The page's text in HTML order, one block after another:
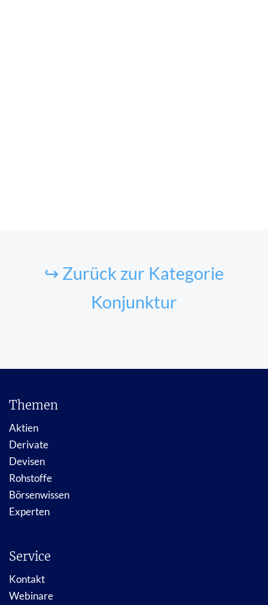
↪ Zurück zur Kategorie
Konjunktur
Themen
Aktien
Derivate
Devisen
Rohstoffe
Börsenwissen
Experten
Service
Kontakt
Webinare